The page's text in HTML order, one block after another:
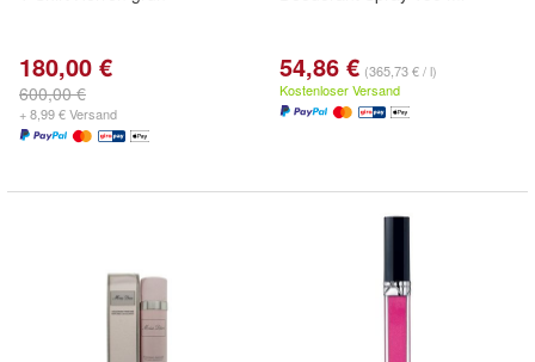
180,00 €
600,00 €
+ 8,99 € Versand
54,86 € (365,73 € / l)
Kostenloser Versand